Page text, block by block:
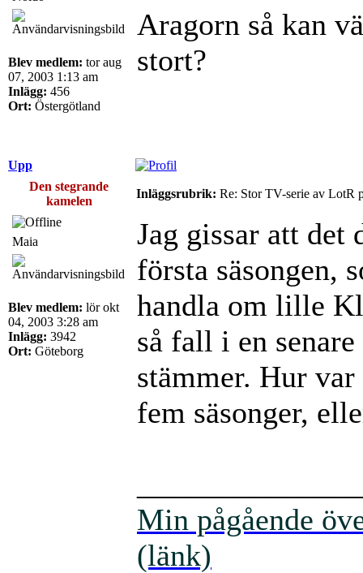
Blev medlem: tor aug
07, 2003 1:13 am
Inlägg: 456
Ort: Östergötland
Aragorn så kan
stort?
Upp
Den stegrande
kamelen
Inläggsrubrik: Re: Stor TV-serie av LotR
Maia
Blev medlem: lör okt
04, 2003 3:28 am
Inlägg: 3942
Ort: Göteborg
Jag gissar att det
första säsongen,
handla om lille
så fall i en
stämmer. Hur
fem säsonger,
Min pågående
(länk)